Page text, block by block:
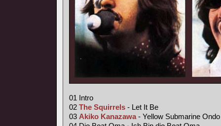
01 Intro
02 The Squirrels - Let It Be
03 Akiko Kanazawa- Yellow Submarine Ondo